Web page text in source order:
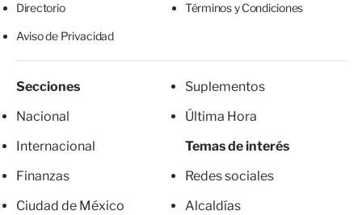
Directorio Términos y Condiciones
Aviso de Privacidad
Secciones
Nacional
Internacional
Finanzas
Ciudad de México
Suplementos
Última Hora
Temas de interés
Redes sociales
Alcaldías